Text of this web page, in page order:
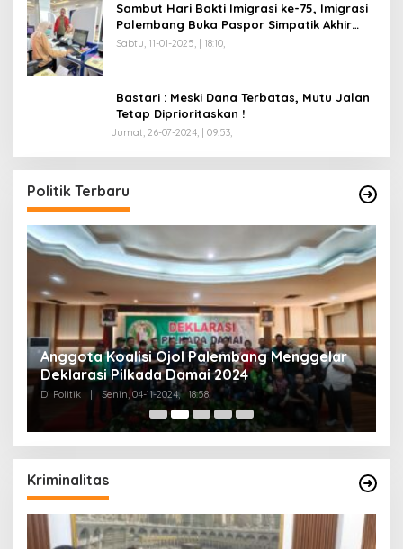
Sambut Hari Bakti Imigrasi ke-75, Imigrasi
Palembang Buka Paspor Simpatik Akhir
Pekan
Sabtu, 11-01-2025, | 18:10,
Bastari : Meski Dana Terbatas, Mutu Jalan
Tetap Diprioritaskan !
Jumat, 26-07-2024, | 09:53,
Politik Terbaru
Anggota Koalisi Ojol Palembang Menggelar
Deklarasi Pilkada Damai 2024
Di Politik Senin, 04-11-2024, | 18:58,
Kriminalitas